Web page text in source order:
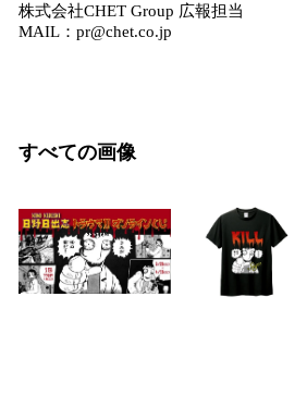
株式会社CHET Group 広報担当
MAIL：pr@chet.co.jp
すべての画像